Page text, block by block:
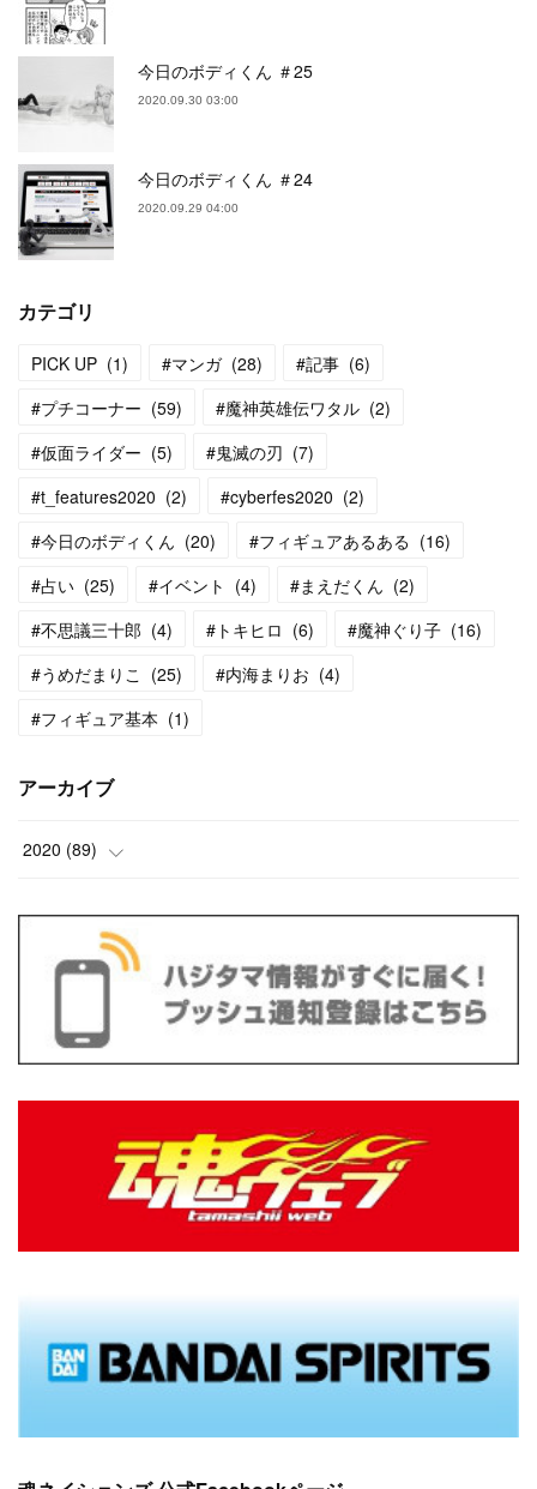
今日のボディくん ＃25
2020.09.30 03:00
今日のボディくん ＃24
2020.09.29 04:00
カテゴリ
PICK UP (1) #マンガ (28) #記事 (6)
#プチコーナー (59) #魔神英雄伝ワタル (2)
#仮面ライダー (5) #鬼滅の刃 (7)
#t_features2020 (2) #cyberfes2020 (2)
#今日のボディくん (20) #フィギュアあるある (16)
#占い (25) #イベント (4) #まえだくん (2)
#不思議三十郎 (4) #トキヒロ (6) #魔神ぐり子 (16)
#うめだまりこ (25) #内海まりお (4)
#フィギュア基本 (1)
アーカイブ
2020 (89)
(10)
(18)